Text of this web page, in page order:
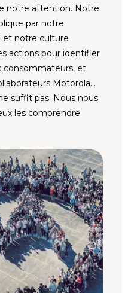
notre attention. Notre
par notre
notre culture
actions pour identifier
consommateurs, et
Motorola...
suffit pas. Nous nous
les comprendre.